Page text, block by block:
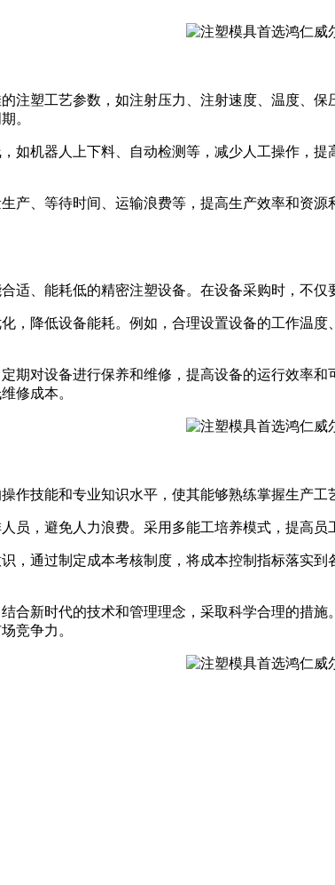
注塑工艺参数，如注射压力、注射速度、温度、
。
如机器人上下料、自动检测等，减少人工操作，
产、等待时间、运输浪费等，提高生产效率和资
适、能耗低的精密注塑设备。在设备采购时，不
，降低设备能耗。例如，合理设置设备的工作温
期对设备进行保养和维修，提高设备的运行效率
修成本。
作技能和专业知识水平，使其能够熟练掌握生产
员，避免人力浪费。采用多能工培养模式，提高
，通过制定成本考核制度，将成本控制指标落实
合新时代的技术和管理理念，采取科学合理的措
竞争力。